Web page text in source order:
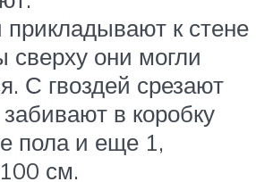
прикладывают к стене
сверху они могли
С гвоздей срезают
в коробку
пола и еще 1,
см.